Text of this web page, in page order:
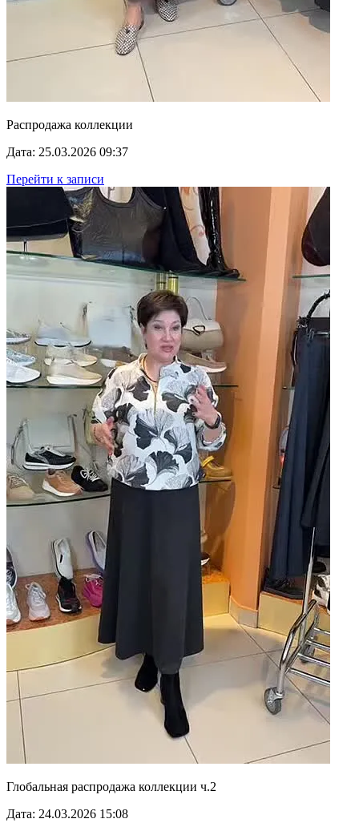
Распродажа коллекции
Дата: 25.03.2026 09:37
Перейти к записи
Глобальная распродажа коллекции ч.2
Дата: 24.03.2026 15:08